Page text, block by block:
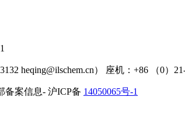
heqing@ilschem.cn） 座机：+86 （0）
备案信息- 沪ICP备 14050065号-1